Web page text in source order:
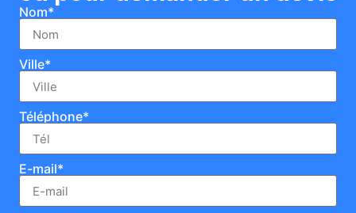
Nom*
Ville*
Téléphone*
E-mail*